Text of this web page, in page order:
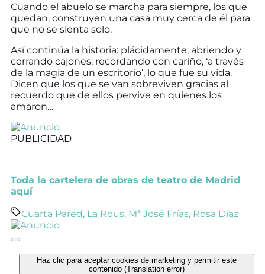
Cuando el abuelo se marcha para siempre, los que
quedan, construyen una casa muy cerca de él para
que no se sienta solo.
Así continúa la historia: plácidamente, abriendo y
cerrando cajones; recordando con cariño, ‘a través
de la magia de un escritorio’, lo que fue su vida.
Dicen que los que se van sobreviven gracias al
recuerdo que de ellos pervive en quienes los
amaron…
PUBLICIDAD
Toda la cartelera de obras de teatro de Madrid
aquí
Cuarta Pared, La Rous, Mª José Frías, Rosa Díaz
Haz clic para aceptar cookies de marketing y permitir este
contenido (Translation error)